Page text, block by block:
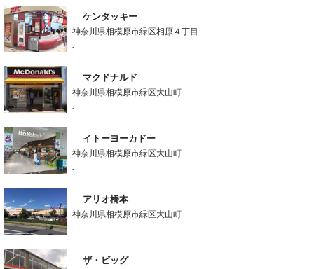
ケンタッキー
神奈川県相模原市緑区相原４丁目
-
マクドナルド
神奈川県相模原市緑区大山町
-
イトーヨーカドー
神奈川県相模原市緑区大山町
-
アリオ橋本
神奈川県相模原市緑区大山町
-
ザ・ビッグ